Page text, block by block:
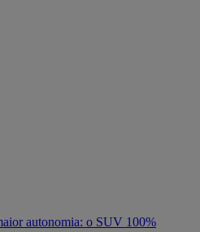
autonomia: o SUV 100%